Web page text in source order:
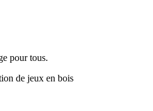
pour tous.
de jeux en bois